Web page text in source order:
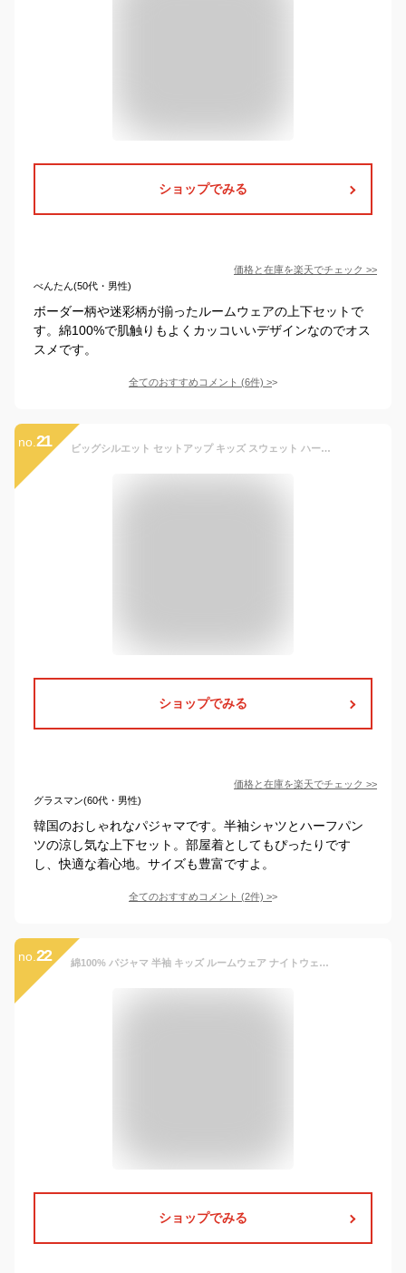
ショップでみる
価格と在庫を楽天でチェック >>
べんたん(50代・男性)
ボーダー柄や迷彩柄が揃ったルームウェアの上下セットで
す。綿100%で肌触りもよくカッコいいデザインなのでオス
スメです。
全てのおすすめコメント (6件) >
no. 21 ビッグシルエット セットアップ キッズ スウェット ハーフパンツ Tシャツ 半袖 上下 セット 幼稚園 小学生 中学生 子供 服 男の子 女の子 ジュニア パジャマ 子供服 おしゃれ かっこいい 可愛い ファッション 春 夏 ダンス 韓国子供服 110cm 120cm 130cm 140cm 150cm 160cm
ショップでみる
価格と在庫を楽天でチェック >>
グラスマン(60代・男性)
韓国のおしゃれなパジャマです。半袖シャツとハーフパン
ツの涼し気な上下セット。部屋着としてもぴったりです
し、快適な着心地。サイズも豊富ですよ。
全てのおすすめコメント (2件) >
no. 22 綿100% パジャマ 半袖 キッズ ルームウェア ナイトウェア 子供 男の子 女の子 子供用 2点セット tシャツ 上下セット ハーフパンツ 前開き 旅行用 部屋着 可愛い 春 夏 秋 韓国風 快眠パジャマ ゆったり 寝間着 肌着 快適 肌触りがいい 100cm 110cm 120cm 130cm 140cm
ショップでみる